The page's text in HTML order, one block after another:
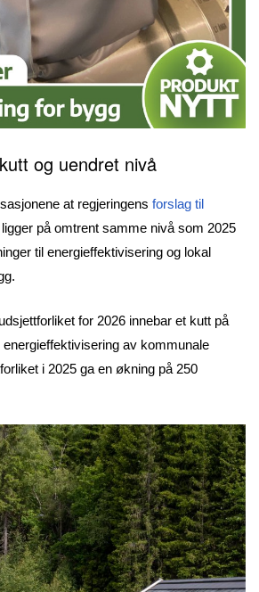
og uendret nivå
at regjeringens forslag til
ligger på omtrent samme nivå som 2025
til energieffektivisering og lokal
for 2026 innebar et kutt på
av kommunale
i 2025 ga en økning på 250